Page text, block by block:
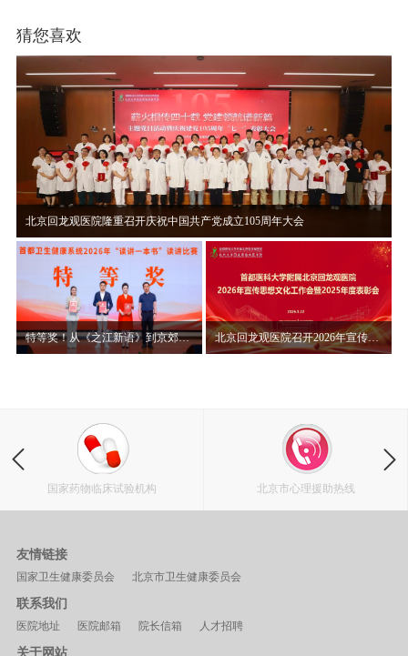
猜您喜欢
北京回龙观医院隆重召开庆祝中国共产党成立105周年大会
特等奖！从《之江新语》到京郊山村，赵晨讲述“读讲一本书”背后的初心使命 北京回龙观医院召开2026年宣传思想文化工作会暨2025年度表彰大会
北京市心理援助热线 北京心理危机研究与干预中心
友情链接
国家卫生健康委员会 北京市卫生健康委员会
联系我们
医院地址 医院邮箱 院长信箱 人才招聘
关于网站